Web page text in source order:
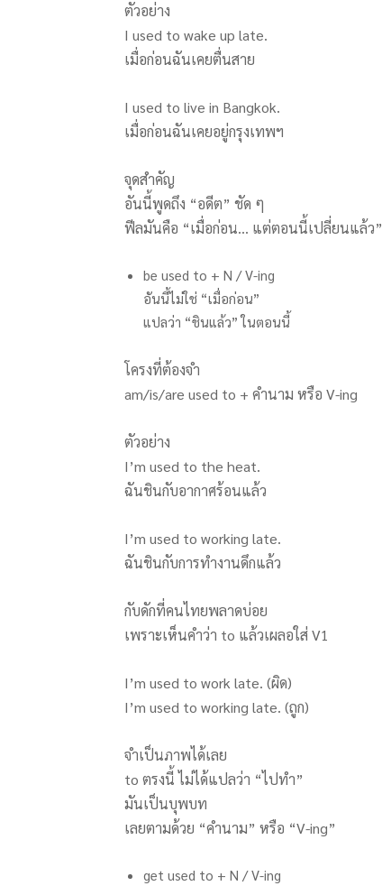
ตัวอย่าง
I used to wake up late.
เมื่อก่อนฉันเคยตื่นสาย
I used to live in Bangkok.
เมื่อก่อนฉันเคยอยู่กรุงเทพฯ
จุดสำคัญ
อันนี้พูดถึง “อดีต” ชัด ๆ
ฟีลมันคือ “เมื่อก่อน… แต่ตอนนี้เปลี่ยนแล้ว”
be used to + N / V-ing
อันนี้ไม่ใช่ “เมื่อก่อน”
แปลว่า “ชินแล้ว” ในตอนนี้
โครงที่ต้องจำ
am/is/are used to + คำนาม หรือ V-ing
ตัวอย่าง
I’m used to the heat.
ฉันชินกับอากาศร้อนแล้ว
I’m used to working late.
ฉันชินกับการทำงานดึกแล้ว
กับดักที่คนไทยพลาดบ่อย
เพราะเห็นคำว่า to แล้วเผลอใส่ V1
I’m used to work late. (ผิด)
I’m used to working late. (ถูก)
จำเป็นภาพได้เลย
to ตรงนี้ ไม่ได้แปลว่า “ไปทำ”
มันเป็นบุพบท
เลยตามด้วย “คำนาม” หรือ “V-ing”
get used to + N / V-ing